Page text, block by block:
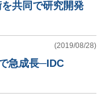
共同で研究開発
(2019/08/28)
急成長─IDC